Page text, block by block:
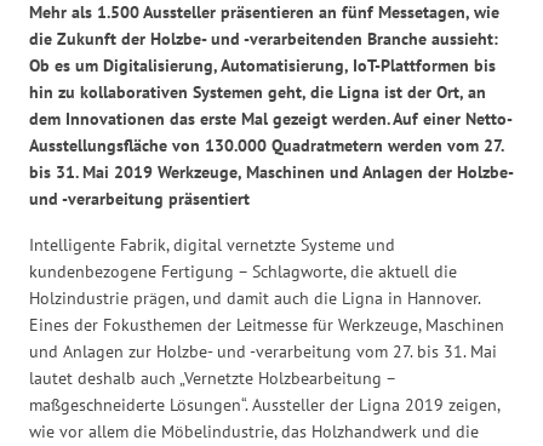
Mehr als 1.500 Aussteller präsentieren an fünf Messetagen, wie
die Zukunft der Holzbe- und -verarbeitenden Branche aussieht:
Ob es um Digitalisierung, Automatisierung, IoT-Plattformen bis
hin zu kollaborativen Systemen geht, die Ligna ist der Ort, an
dem Innovationen das erste Mal gezeigt werden. Auf einer Netto-
Ausstellungsfläche von 130.000 Quadratmetern werden vom 27.
bis 31. Mai 2019 Werkzeuge, Maschinen und Anlagen der Holzbe-
und -verarbeitung präsentiert
Intelligente Fabrik, digital vernetzte Systeme und
kundenbezogene Fertigung – Schlagworte, die aktuell die
Holzindustrie prägen, und damit auch die Ligna in Hannover.
Eines der Fokusthemen der Leitmesse für Werkzeuge, Maschinen
und Anlagen zur Holzbe- und -verarbeitung vom 27. bis 31. Mai
lautet deshalb auch „Vernetzte Holzbearbeitung –
maßgeschneiderte Lösungen“. Aussteller der Ligna 2019 zeigen,
wie vor allem die Möbelindustrie, das Holzhandwerk und die